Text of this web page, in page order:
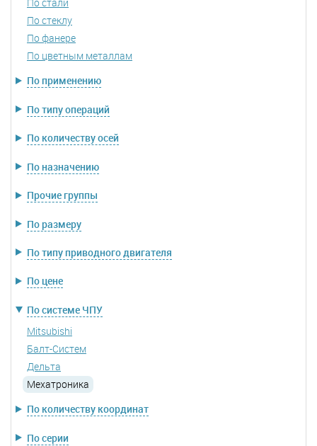
По стали
По стеклу
По фанере
По цветным металлам
По применению
По типу операций
По количеству осей
По назначению
Прочие группы
По размеру
По типу приводного двигателя
По цене
По системе ЧПУ
Mitsubishi
Балт-Систем
Дельта
Мехатроника
По количеству координат
По серии